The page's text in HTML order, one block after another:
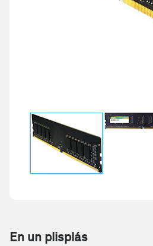
En un plisplás